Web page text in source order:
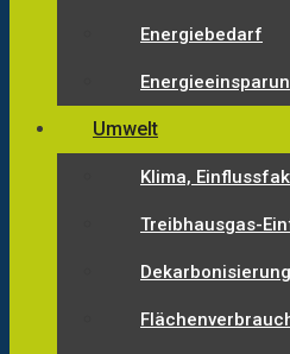
Energiebedarf
Umwelt
Klima,
Treibhausgas-